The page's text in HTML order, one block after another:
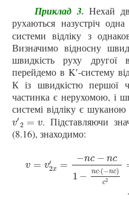
Приклад 3. Нехай
рухаються назустріч
системи відліку з
Визначимо відносну
швидкість руху другої
перейдемо в K′-систему
К із швидкістю першої
частинка є нерухомою, і
системі відліку є
v′
2 = v
v′2 =v
. Підставляючи
(8.16), знаходимо:
v = v′
2x =
−nc − nc
1 − nc⋅(−nc)
c2
v =v 2x′= −n c−nc1−nc⋅(−n c
.